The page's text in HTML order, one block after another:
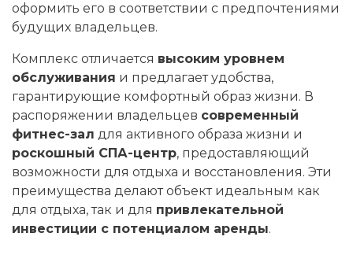
оформить его в соответствии с предпочтениями
будущих владельцев.
Комплекс отличается высоким уровнем
обслуживания и предлагает удобства,
гарантирующие комфортный образ жизни. В
распоряжении владельцев современный
фитнес-зал для активного образа жизни и
роскошный СПА-центр, предоставляющий
возможности для отдыха и восстановления. Эти
преимущества делают объект идеальным как
для отдыха, так и для привлекательной
инвестиции с потенциалом аренды.